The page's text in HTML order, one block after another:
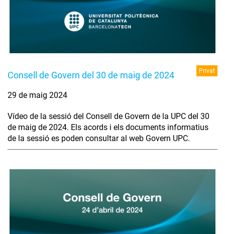
Consell de Govern del 30 de maig de 2024 Privat
29 de maig 2024
Vídeo de la sessió del Consell de Govern de la UPC del 30
de maig de 2024. Els acords i els documents informatius
de la sessió es poden consultar al web Govern UPC.